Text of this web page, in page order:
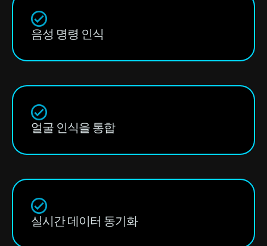
음성 명령 인식
얼굴 인식을 통합
실시간 데이터 동기화